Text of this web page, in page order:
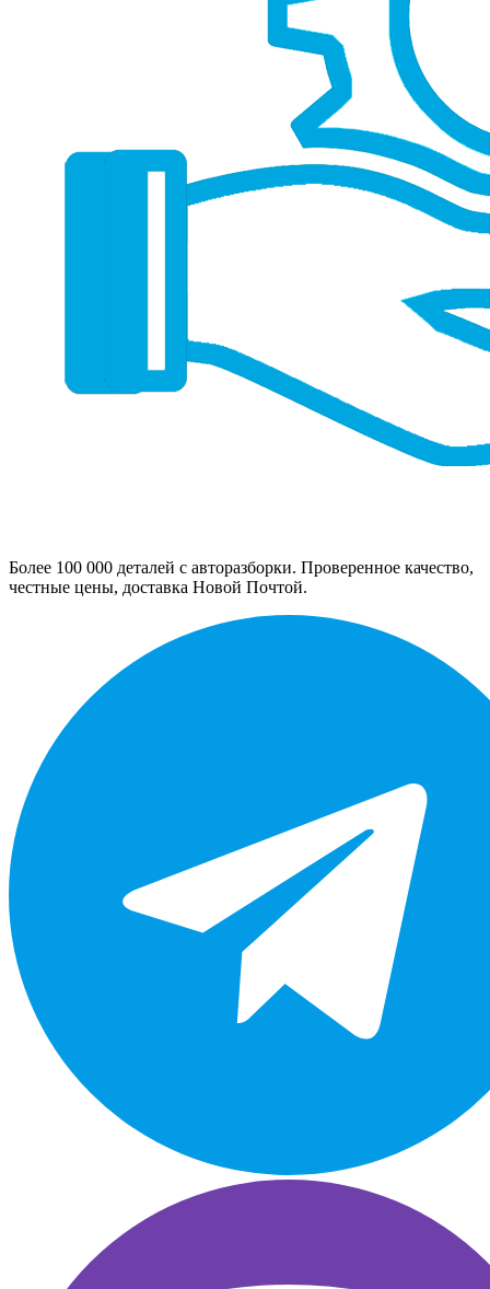
Более 100 000 деталей с авторазборки. Проверенное качество,
честные цены, доставка Новой Почтой.